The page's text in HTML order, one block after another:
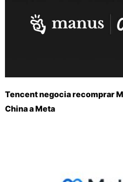
Tencent negocia recomprar
China a Meta